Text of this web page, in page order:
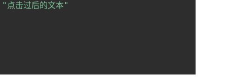
"点击过后的文本"